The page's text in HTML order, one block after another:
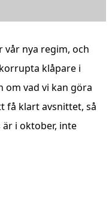
vår nya regim, och
klåpare i
om vad vi kan göra
få klart avsnittet, så
i oktober, inte